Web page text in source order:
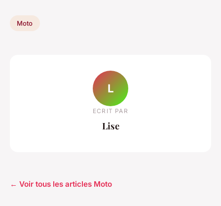
Moto
L
ECRIT PAR
Lise
← Voir tous les articles Moto